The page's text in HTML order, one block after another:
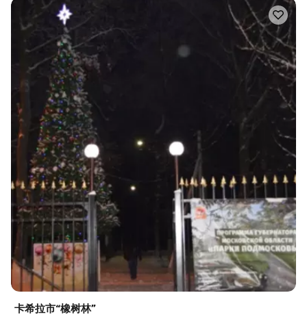
卡希拉市“橡树林”